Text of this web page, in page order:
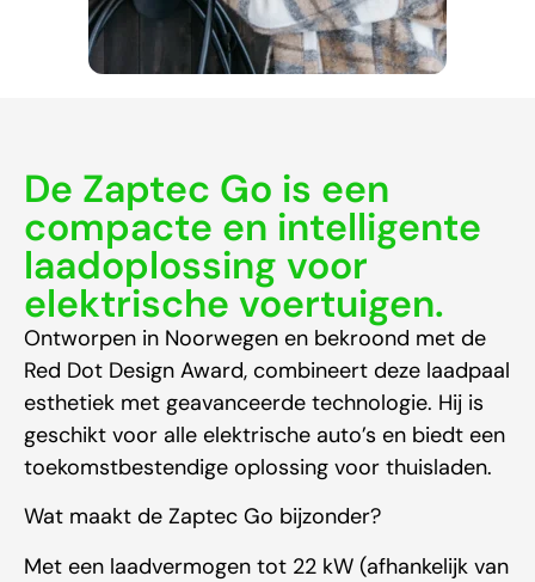
De Zaptec Go is een
compacte en intelligente
laadoplossing voor
elektrische voertuigen.
Ontworpen in Noorwegen en bekroond met de
Red Dot Design Award, combineert deze laadpaal
esthetiek met geavanceerde technologie. Hij is
geschikt voor alle elektrische auto’s en biedt een
toekomstbestendige oplossing voor thuisladen.
Wat maakt de Zaptec Go bijzonder?
Met een laadvermogen tot 22 kW (afhankelijk van